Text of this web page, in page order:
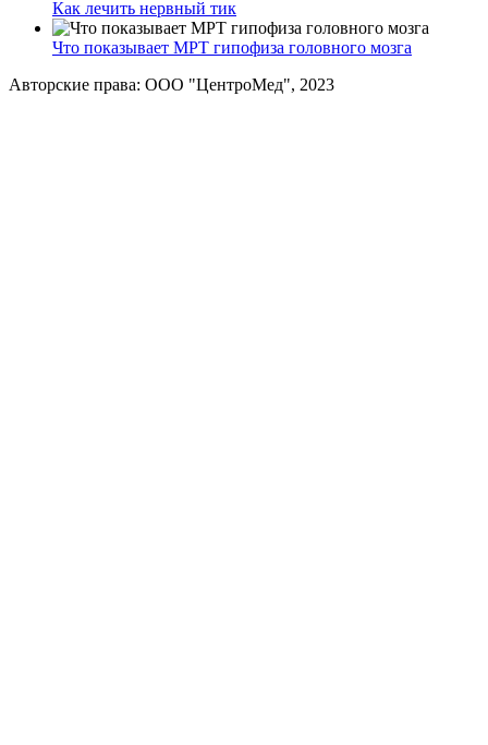
Как лечить нервный тик
Что показывает МРТ гипофиза головного мозга
Авторские права: ООО "ЦентроМед", 2023